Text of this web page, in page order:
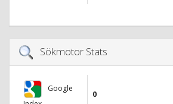
Sökmotor Stats
Google
0